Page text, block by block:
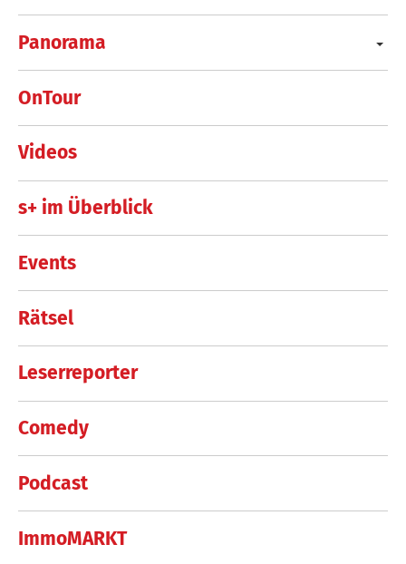
Panorama
OnTour
Videos
s+ im Überblick
Events
Rätsel
Leserreporter
Comedy
Podcast
ImmoMARKT